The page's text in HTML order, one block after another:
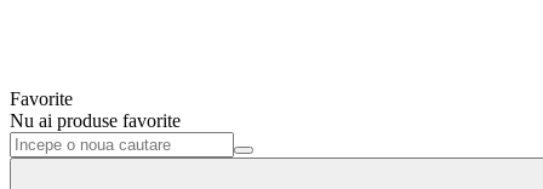
Favorite
Nu ai produse favorite